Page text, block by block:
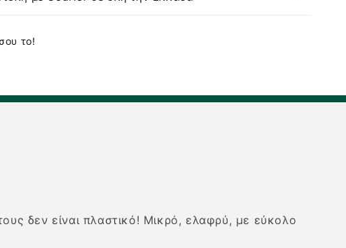
το!
δεν είναι πλαστικό! Μικρό, ελαφρύ, με εύκολο